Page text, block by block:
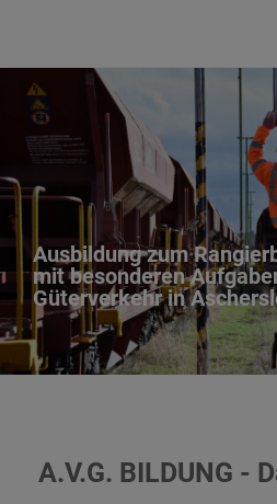
Ausbildung zum
mit besonderen
Güterverkehr in
A.V.G. BILDUNG -